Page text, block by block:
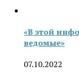
«В этой
ведомые»
07.10.2022